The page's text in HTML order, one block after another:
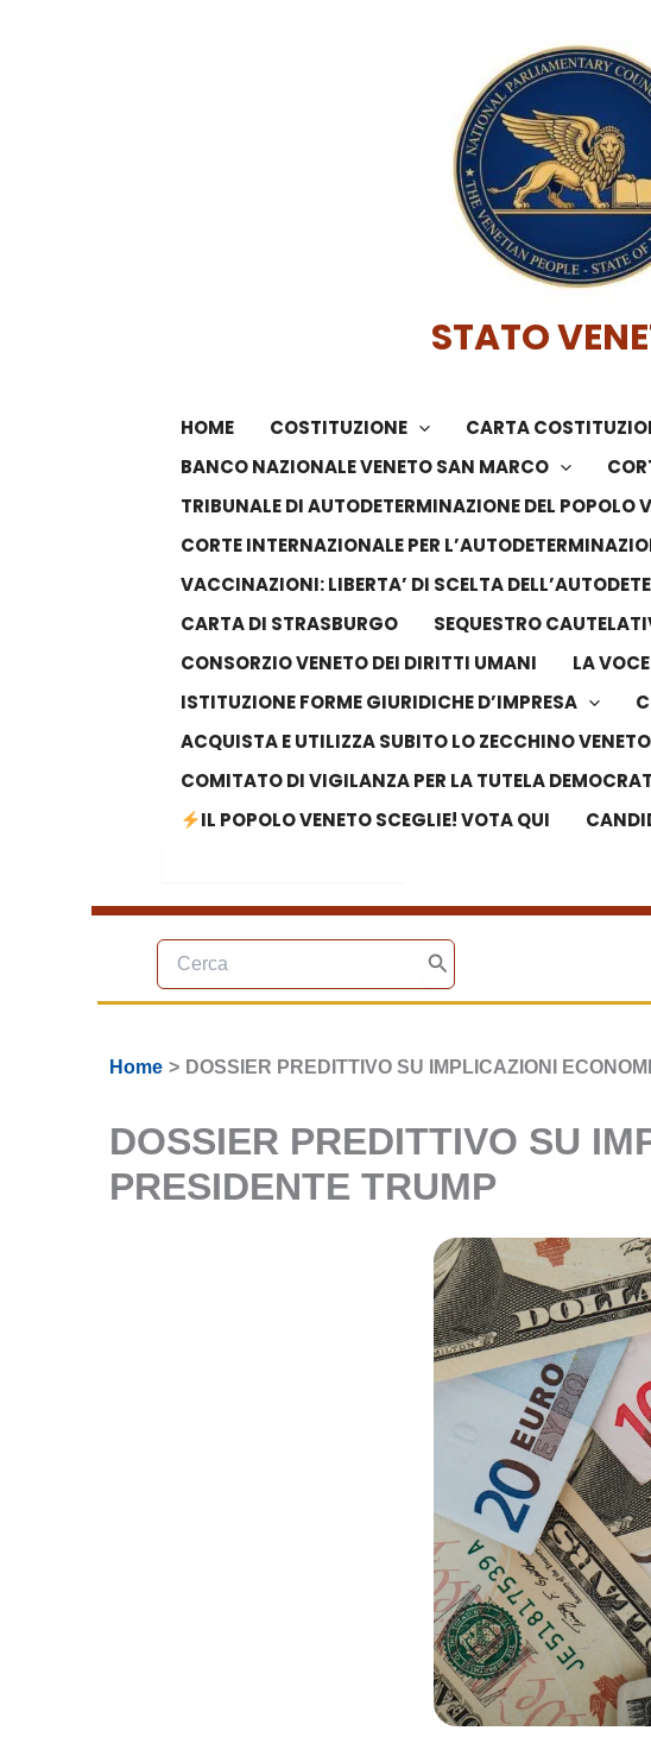
STATO
HOME COSTITUZIONE CARTA
BANCO NAZIONALE VENETO SAN MARCO
TRIBUNALE DI AUTODETERMINAZIONE DEL POPOLO
CORTE INTERNAZIONALE PER
VACCINAZIONI: LIBERTA’ DI SCELTA
CARTA DI STRASBURGO
SEQUESTRO
CONSORZIO VENETO DEI DIRITTI UMANI
LA
ISTITUZIONE FORME GIURIDICHE D’IMPRESA
ACQUISTA E UTILIZZA SUBITO LO ZECCHINO
COMITATO DI VIGILANZA PER LA TUTELA
IL POPOLO VENETO SCEGLIE! VOTA QUI
Ricerca
per:
Cerca
Home DOSSIER PREDITTIVO SU IMPLICAZIONI
DOSSIER PREDITTIVO SU
PRESIDENTE TRUMP